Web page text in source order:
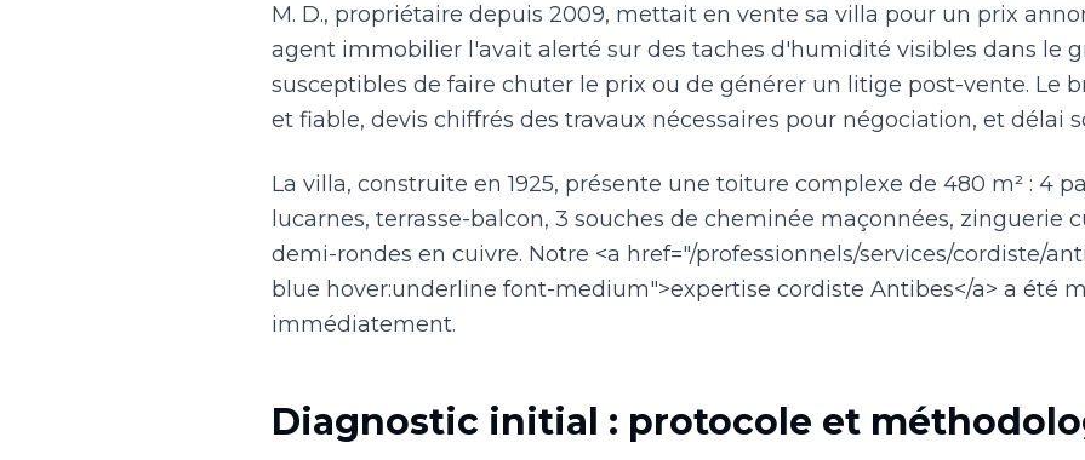
M. D., propriétaire depuis 2009, mettait en vente sa villa pour un prix
agent immobilier l'avait alerté sur des taches d'humidité visibles dans le
susceptibles de faire chuter le prix ou de générer un litige post-vente. Le
et fiable, devis chiffrés des travaux nécessaires pour négociation, et délai
La villa, construite en 1925, présente une toiture complexe de 480 m² : 4
lucarnes, terrasse-balcon, 3 souches de cheminée maçonnées, zinguerie
demi-rondes en cuivre. Notre <a href="/professionnels/services/cordiste/
blue hover:underline font-medium">expertise cordiste Antibes</a> a été
immédiatement.
Diagnostic initial : protocole et